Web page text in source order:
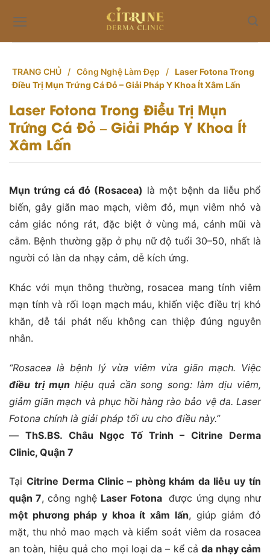
content
TRANG CHỦ / Công Nghệ Làm Đẹp / Laser Fotona Trong
Điều Trị Mụn Trứng Cá Đỏ – Giải Pháp Y Khoa Ít Xâm Lấn
Laser Fotona Trong Điều Trị Mụn
Trứng Cá Đỏ – Giải Pháp Y Khoa Ít
Xâm Lấn
Mụn trứng cá đỏ (Rosacea) là một bệnh da liễu phổ
biến, gây giãn mao mạch, viêm đỏ, mụn viêm nhỏ và
cảm giác nóng rát, đặc biệt ở vùng má, cánh mũi và
cằm. Bệnh thường gặp ở phụ nữ độ tuổi 30–50, nhất là
người có làn da nhạy cảm, dễ kích ứng.
Khác với mụn thông thường, rosacea mang tính viêm
mạn tính và rối loạn mạch máu, khiến việc điều trị khó
khăn, dễ tái phát nếu không can thiệp đúng nguyên
nhân.
“Rosacea là bệnh lý vừa viêm vừa giãn mạch. Việc
điều trị mụn hiệu quả cần song song: làm dịu viêm,
giảm giãn mạch và phục hồi hàng rào bảo vệ da. Laser
Fotona chính là giải pháp tối ưu cho điều này.”
—ThS.BS. Châu Ngọc Tố Trinh – Citrine Derma
Clinic, Quận 7
Tại Citrine Derma Clinic – phòng khám da liễu uy tín
quận 7, công nghệ Laser Fotona được ứng dụng như
một phương pháp y khoa ít xâm lấn, giúp giảm đỏ
mặt, thu nhỏ mao mạch và kiểm soát viêm da rosacea
an toàn, hiệu quả cho mọi loại da – kể cảda nhạy cảm